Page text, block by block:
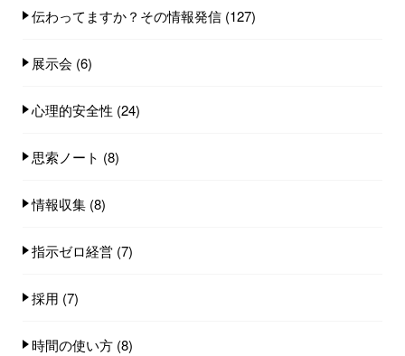
伝わってますか？その情報発信 (127)
展示会 (6)
心理的安全性 (24)
思索ノート (8)
情報収集 (8)
指示ゼロ経営 (7)
採用 (7)
時間の使い方 (8)